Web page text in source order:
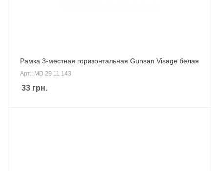
Рамка 3-местная горизонтальная Gunsan Visage белая
Арт.: MD 29 11 143
33 грн.